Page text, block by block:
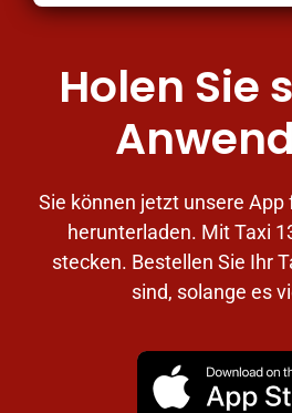
Holen Sie
Sie können jetzt unsere App
herunterladen. Mit Taxi
stecken. Bestellen Sie Ihr
sind, solange es